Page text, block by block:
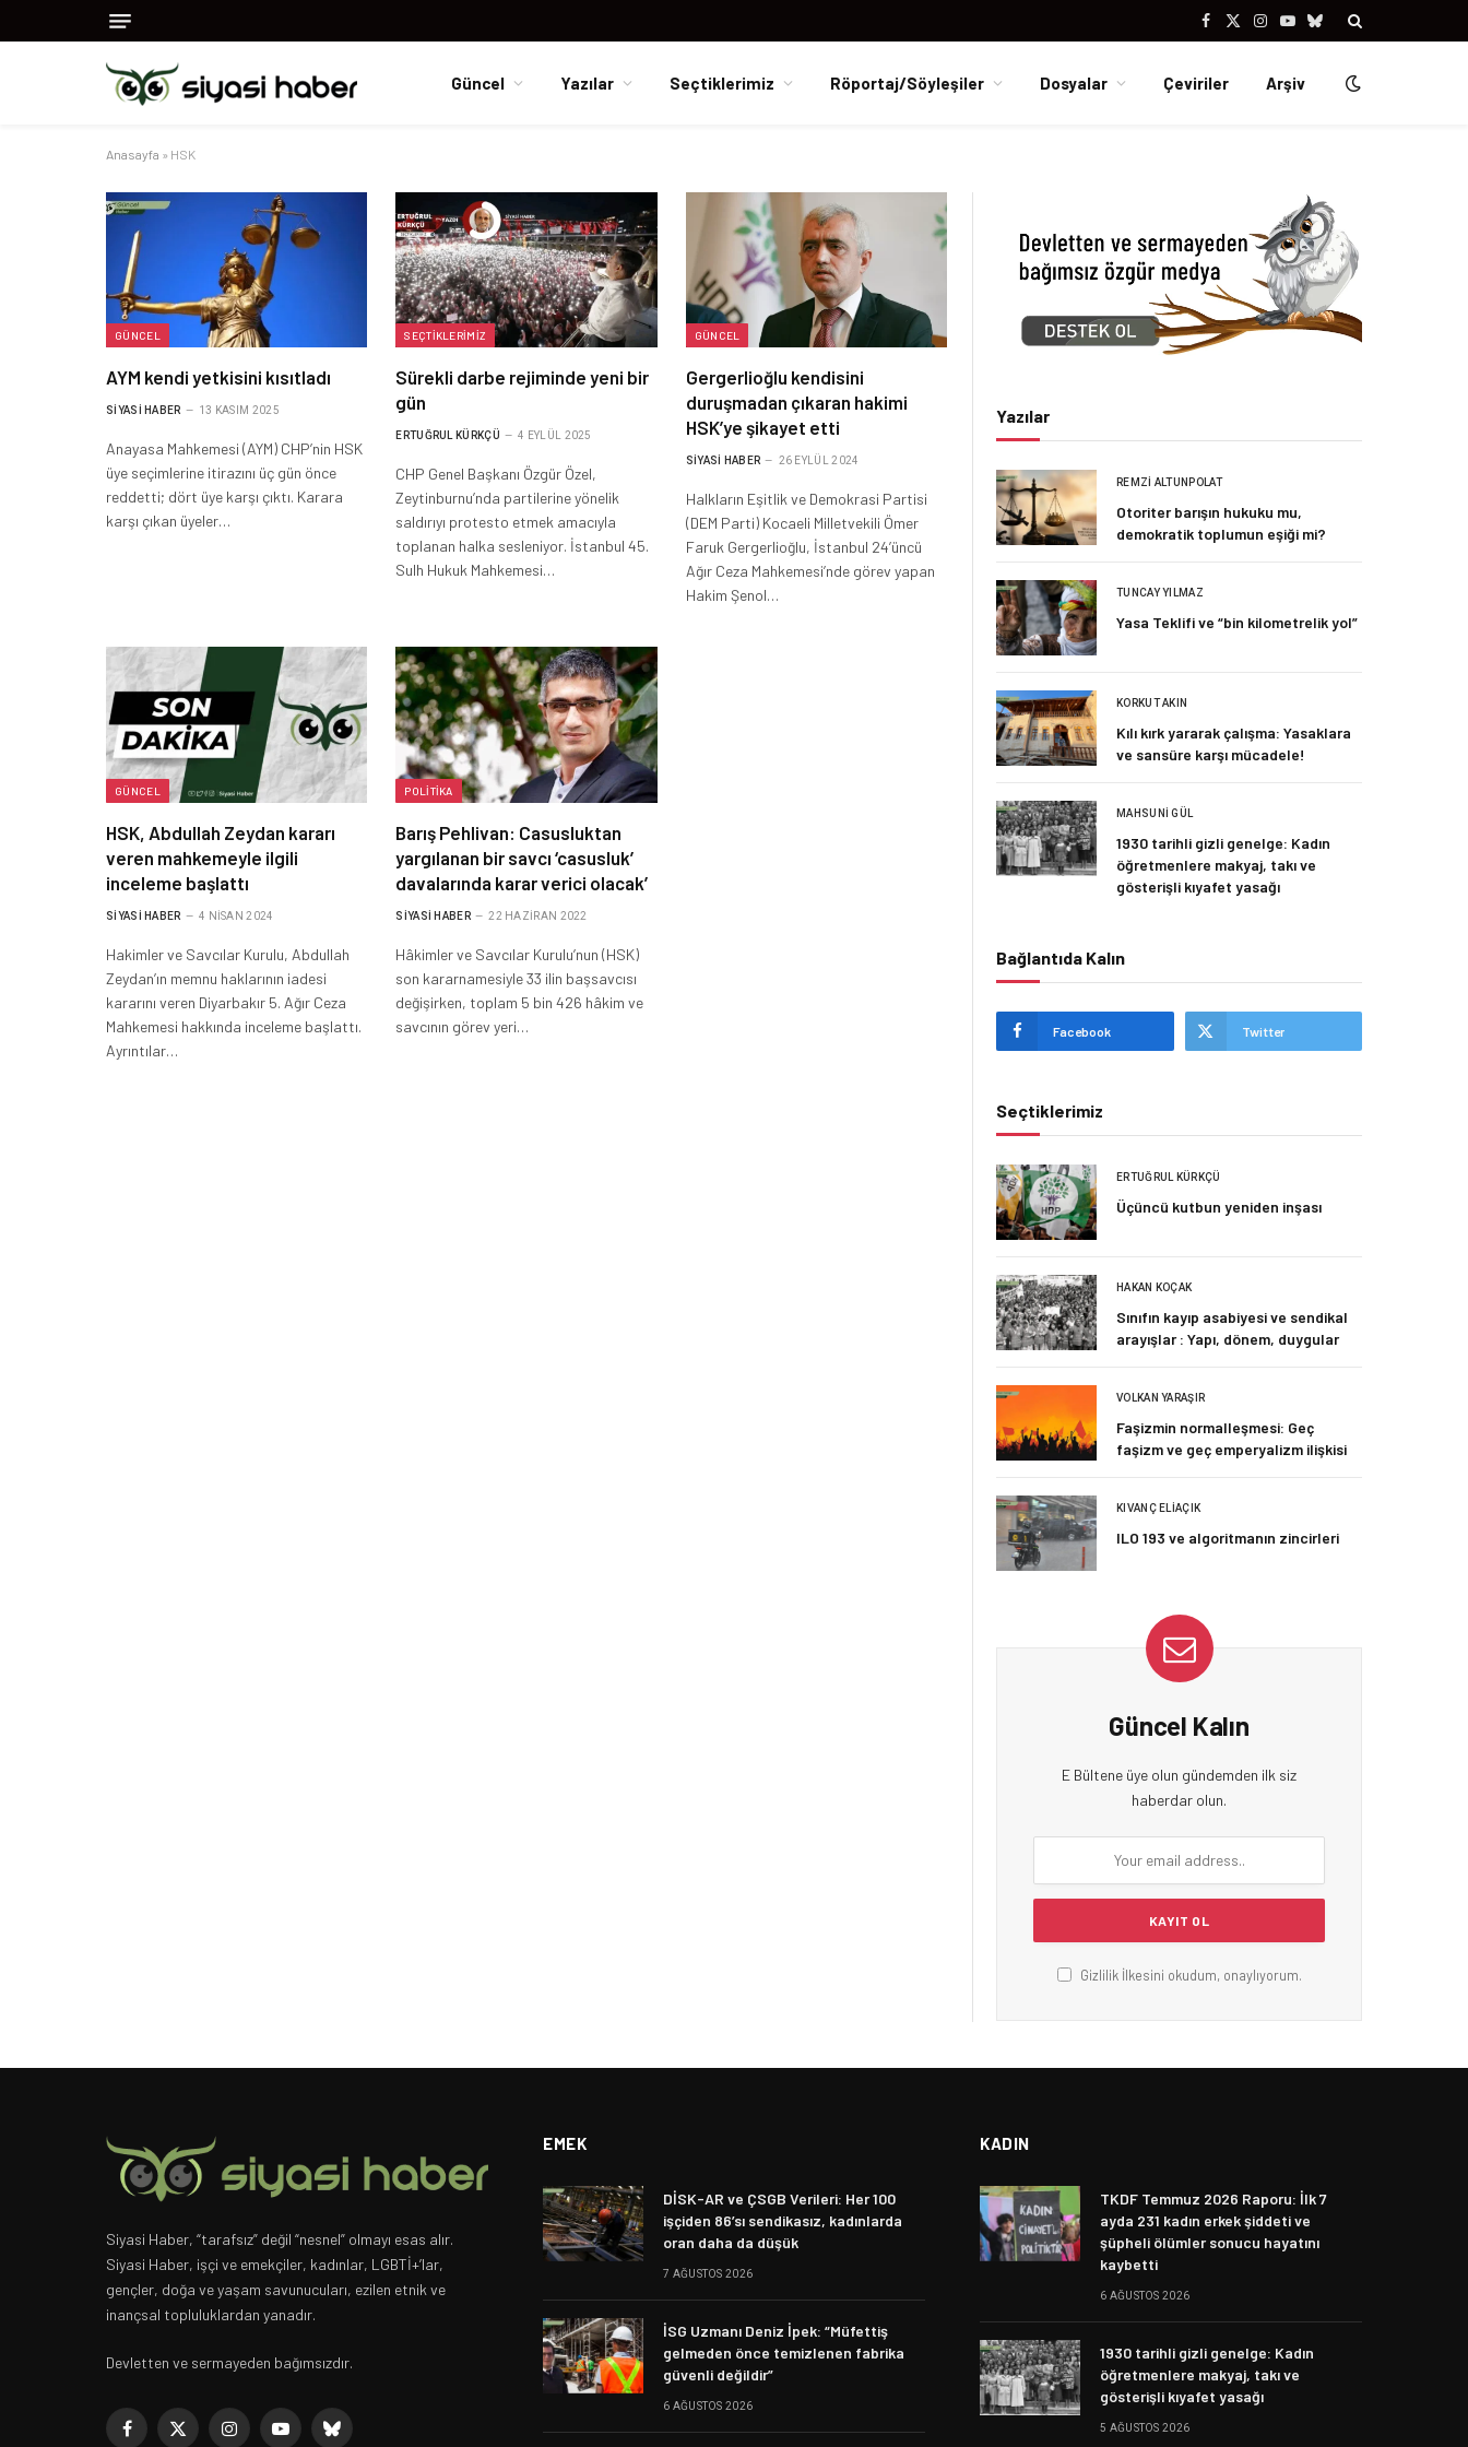
Facebook
X
Instagram
YouTubeBluesky
Güncel Yazılar Seçtiklerimiz Röportaj/Söyleşiler Dosyalar Çeviriler Arşiv
Anasayfa » HSK
GÜNCEL
AYM kendi yetkisini kısıtladı
SIYASI HABER 13 KASIM 2025
Anayasa Mahkemesi (AYM) CHP’nin HSK
üye seçimlerine itirazını üç gün önce
reddetti; dört üye karşı çıktı. Karara
karşı çıkan üyeler…
SEÇTIKLERIMIZ
Sürekli darbe rejiminde yeni bir
gün
ERTUĞRUL KÜRKÇÜ 4 EYLÜL 2025
CHP Genel Başkanı Özgür Özel,
Zeytinburnu’nda partilerine yönelik
saldırıyı protesto etmek amacıyla
toplanan halka sesleniyor. İstanbul 45.
Sulh Hukuk Mahkemesi…
GÜNCEL
Gergerlioğlu kendisini
duruşmadan çıkaran hakimi
HSK’ye şikayet etti
SIYASI HABER 26 EYLÜL 2024
Halkların Eşitlik ve Demokrasi Partisi
(DEM Parti) Kocaeli Milletvekili Ömer
Faruk Gergerlioğlu, İstanbul 24’üncü
Ağır Ceza Mahkemesi’nde görev yapan
Hakim Şenol…
GÜNCEL
HSK, Abdullah Zeydan kararı
veren mahkemeyle ilgili
inceleme başlattı
SIYASI HABER 4 NISAN 2024
Hakimler ve Savcılar Kurulu, Abdullah
Zeydan’ın memnu haklarının iadesi
kararını veren Diyarbakır 5. Ağır Ceza
Mahkemesi hakkında inceleme başlattı.
Ayrıntılar…
POLITIKA
Barış Pehlivan: Casusluktan
yargılanan bir savcı ‘casusluk’
davalarında karar verici olacak’
SIYASI HABER 22 HAZIRAN 2022
Hâkimler ve Savcılar Kurulu’nun (HSK)
son kararnamesiyle 33 ilin başsavcısı
değişirken, toplam 5 bin 426 hâkim ve
savcının görev yeri…
Yazılar
REMZI ALTUNPOLAT
Otoriter barışın hukuku mu,
demokratik toplumun eşiği mi?
TUNCAY YILMAZ
Yasa Teklifi ve “bin kilometrelik yol”
KORKUT AKIN
Kılı kırk yararak çalışma: Yasaklara
ve sansüre karşı mücadele!
MAHSUNI GÜL
1930 tarihli gizli genelge: Kadın
öğretmenlere makyaj, takı ve
gösterişli kıyafet yasağı
Bağlantıda Kalın
Facebook Twitter
Seçtiklerimiz
ERTUĞRUL KÜRKÇÜ
Üçüncü kutbun yeniden inşası
HAKAN KOÇAK
Sınıfın kayıp asabiyesi ve sendikal
arayışlar : Yapı, dönem, duygular
VOLKAN YARAŞIR
Faşizmin normalleşmesi: Geç
faşizm ve geç emperyalizm ilişkisi
KIVANÇ ELIAÇIK
ILO 193 ve algoritmanın zincirleri
Güncel Kalın
E Bültene üye olun gündemden ilk siz
haberdar olun.
Gizlilik İlkesini okudum, onaylıyorum.
Siyasi Haber, “tarafsız” değil “nesnel” olmayı esas alır.
Siyasi Haber, işçi ve emekçiler, kadınlar, LGBTİ+’lar,
gençler, doğa ve yaşam savunucuları, ezilen etnik ve
inançsal topluluklardan yanadır.
Devletten ve sermayeden bağımsızdır.
Facebook
X InstagramYouTubeBluesky
EMEK
DİSK-AR ve ÇSGB Verileri: Her 100
işçiden 86’sı sendikasız, kadınlarda
oran daha da düşük
7 AĞUSTOS 2026
İSG Uzmanı Deniz İpek: “Müfettiş
gelmeden önce temizlenen fabrika
güvenli değildir”
6 AĞUSTOS 2026
KADIN
TKDF Temmuz 2026 Raporu: İlk 7
ayda 231 kadın erkek şiddeti ve
şüpheli ölümler sonucu hayatını
kaybetti
6 AĞUSTOS 2026
1930 tarihli gizli genelge: Kadın
öğretmenlere makyaj, takı ve
gösterişli kıyafet yasağı
5 AĞUSTOS 2026